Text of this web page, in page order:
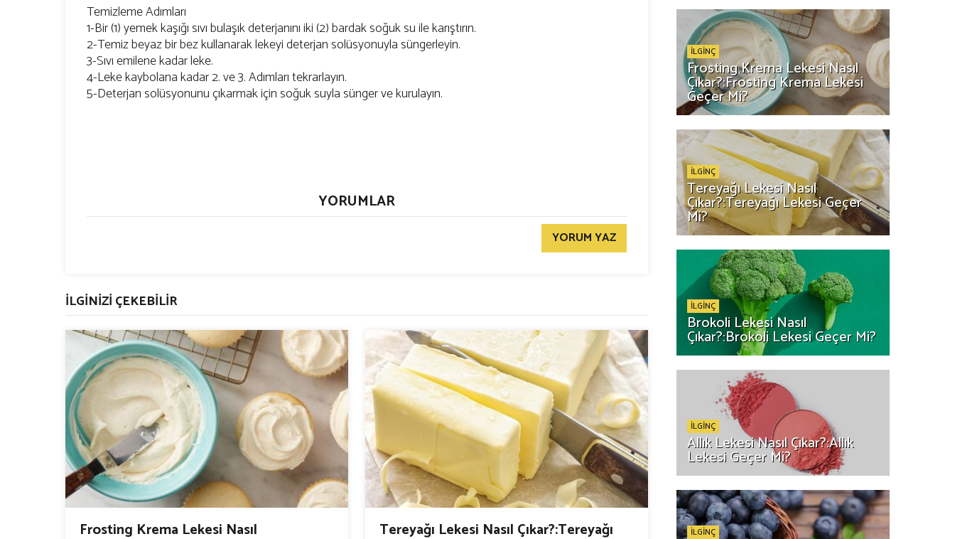
Temizleme Adımları
1-Bir (1) yemek kaşığı sıvı bulaşık deterjanını iki (2) bardak soğuk su ile karıştırın.
2-Temiz beyaz bir bez kullanarak lekeyi deterjan solüsyonuyla süngerleyin.
3-Sıvı emilene kadar leke.
4-Leke kaybolana kadar 2. ve 3. Adımları tekrarlayın.
5-Deterjan solüsyonunu çıkarmak için soğuk suyla sünger ve kurulayın.
YORUMLAR
YORUM YAZ
İLGİNİZİ ÇEKEBİLİR
Frosting Krema Lekesi Nasıl Tereyağı Lekesi Nasıl Çıkar?:Tereyağı
İLGİNÇ
Frosting Krema Lekesi Nasıl
Çıkar?:Frosting Krema Lekesi
Geçer Mi?
İLGİNÇ
Tereyağı Lekesi Nasıl
Çıkar?:Tereyağı Lekesi Geçer
Mi?
İLGİNÇ
Brokoli Lekesi Nasıl
Çıkar?:Brokoli Lekesi Geçer Mi?
İLGİNÇ
Allık Lekesi Nasıl Çıkar?:Allık
Lekesi Geçer Mi?
İLGİNÇ